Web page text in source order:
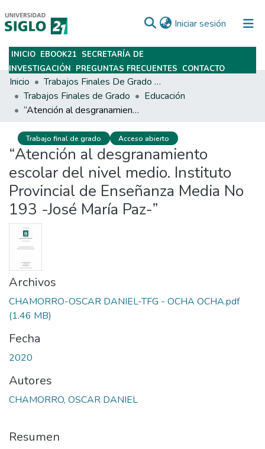
Iniciar sesión (current)
Subir
INICIO EBOOK21 SECRETARÍA DE
INVESTIGACIÓN PREGUNTAS FRECUENTES CONTACTO
Inicio
Trabajos Finales De Grado Y Posgrado
Trabajos Finales de Grado
Educación
“Atención al desgranamiento escolar del nivel medio. Instituto Provincial de Enseñanza Media No 193 -José María Paz-”
Trabajo final de grado Acceso abierto
“Atención al desgranamiento
escolar del nivel medio. Instituto
Provincial de Enseñanza Media No
193 -José María Paz-”
Archivos
CHAMORRO-OSCAR DANIEL-TFG - OCHA OCHA.pdf
(1.46 MB)
Fecha
2020
Autores
CHAMORRO, OSCAR DANIEL
Resumen